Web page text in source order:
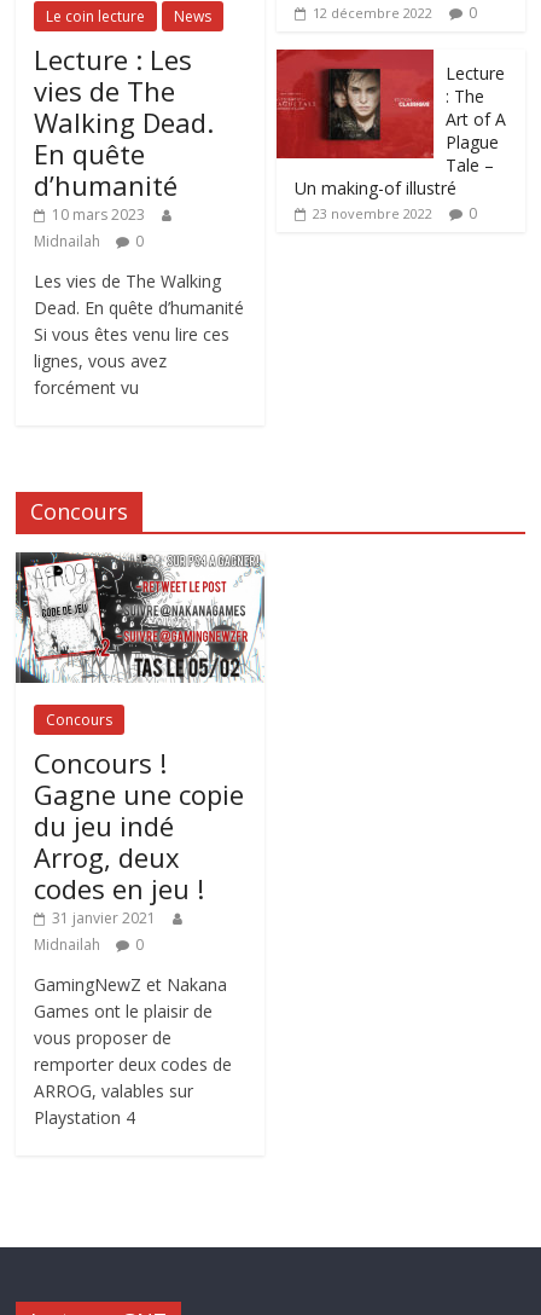
Le coin lecture News
Lecture : Les
vies de The
Walking Dead.
En quête
d’humanité
10 mars 2023
Midnailah
0
Les vies de The Walking
Dead. En quête d’humanité
Si vous êtes venu lire ces
lignes, vous avez
forcément vu
12 décembre 2022 0
Lecture
: The
Art of A
Plague
Tale –
Un making-of illustré
23 novembre 2022 0
Concours
Concours
Concours !
Gagne une copie
du jeu indé
Arrog, deux
codes en jeu !
31 janvier 2021
Midnailah
0
GamingNewZ et Nakana
Games ont le plaisir de
vous proposer de
remporter deux codes de
ARROG, valables sur
Playstation 4